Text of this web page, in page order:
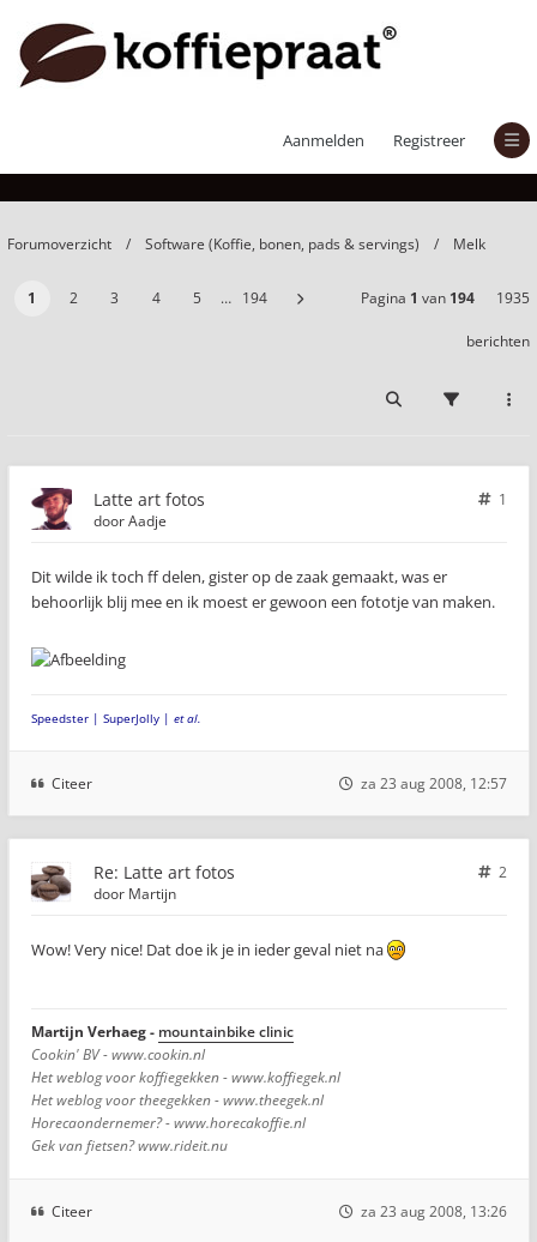
Aanmelden Registreer
Forumoverzicht Software (Koffie, bonen, pads & servings) Melk
1 2 3 4 5 … 194 Pagina 1 van 194 1935
berichten
Latte art fotos
1
doorAadje
Dit wilde ik toch ff delen, gister op de zaak gemaakt, was er
behoorlijk blij mee en ik moest er gewoon een fototje van maken.
Speedster | SuperJolly | et al.
Citeer za 23 aug 2008, 12:57
Re: Latte art fotos
2
door Martijn
Wow! Very nice! Dat doe ik je in ieder geval niet na
Martijn Verhaeg - mountainbike clinic
Cookin' BV - www.cookin.nl
Het weblog voor koffiegekken - www.koffiegek.nl
Het weblog voor theegekken - www.theegek.nl
Horecaondernemer? - www.horecakoffie.nl
Gek van fietsen? www.rideit.nu
Citeer za 23 aug 2008, 13:26